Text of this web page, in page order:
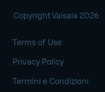
Copyright Vaisala 2026
Terms of Use
Privacy Policy
Termini e Condizioni